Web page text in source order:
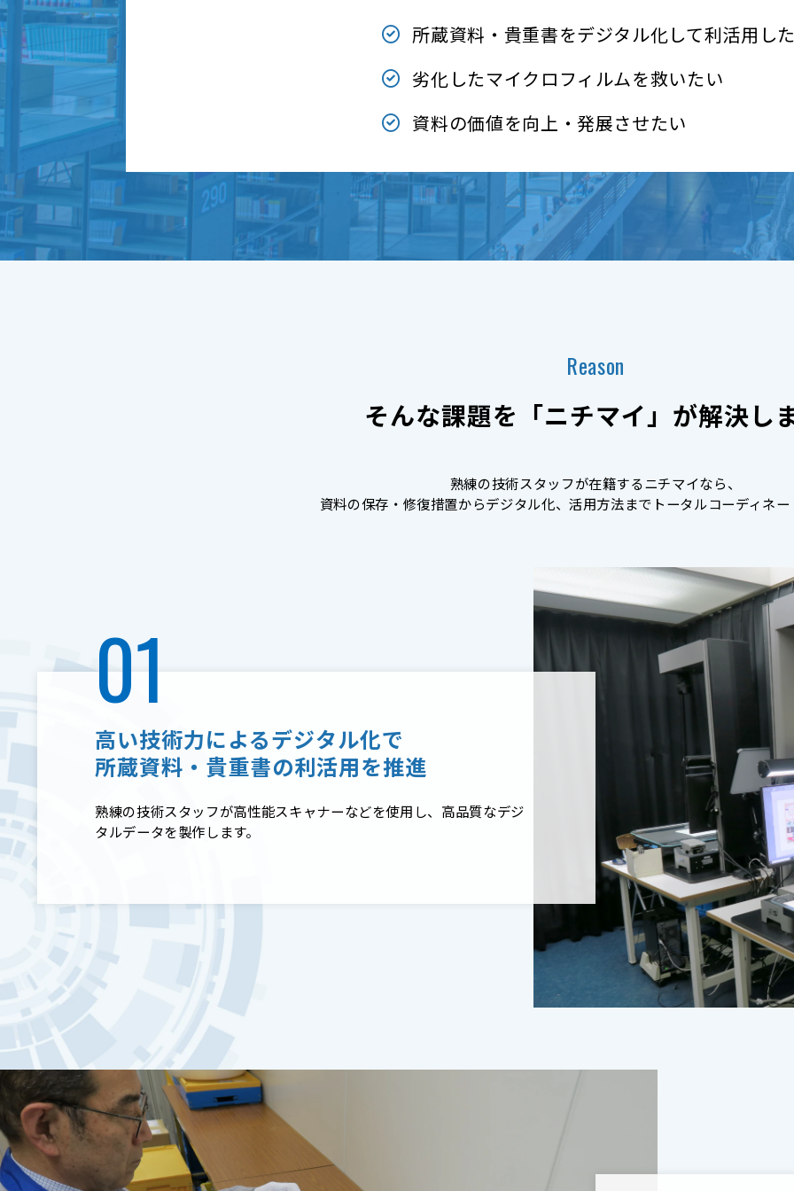
所蔵資料・貴重書をデジタル化して利活用し
劣化したマイクロフィルムを救いたい
資料の価値を向上・発展させたい
Reason
そんな課題を「ニチマイ」が解決し
熟練の技術スタッフが在籍するニチマイなら、
資料の保存・修復措置からデジタル化、活用方法までトータルコーディネー
01
高い技術力によるデジタル化で
所蔵資料・貴重書の利活用を推進
熟練の技術スタッフが高性能スキャナーなどを使用し、高品質なデジ
タルデータを製作します。